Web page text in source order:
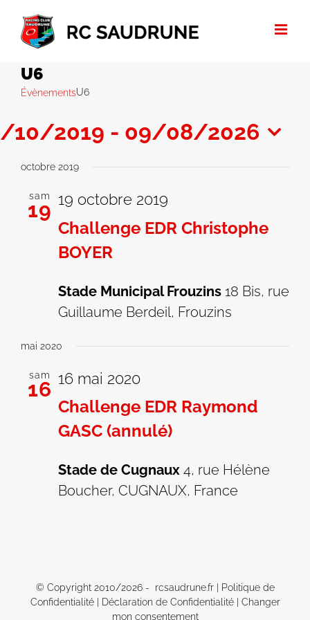
Passer
contenu
U6
ÉvènementsU6
10/2019 - 09/08/2026
octobre 2019
sam
19 19 octobre 2019
Challenge EDR Christophe
BOYER
Stade Municipal Frouzins 18 Bis, rue
Guillaume Berdeil, Frouzins
mai 2020
sam
16 16 mai 2020
Challenge EDR Raymond
GASC (annulé)
Stade de Cugnaux 4, rue Hélène
Boucher, CUGNAUX, France
© Copyright 2010/2026 - rcsaudrune.fr |
Politique de
Confidentialité| Déclaration de Confidentialité| Changer
mon consentement